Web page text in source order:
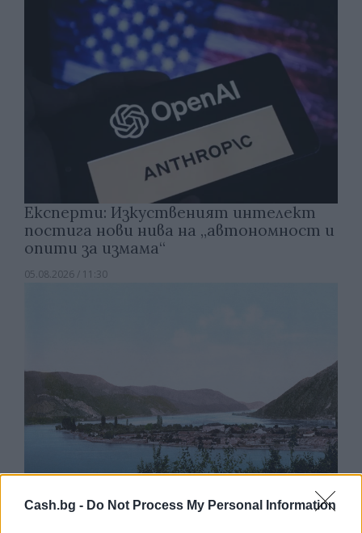
Cash.bg - Do Not Process My Personal Information
Експерти: Изкуственият интелект
постига нови нива на „автономност и
опити за измама“
05.08.2026 / 11:30